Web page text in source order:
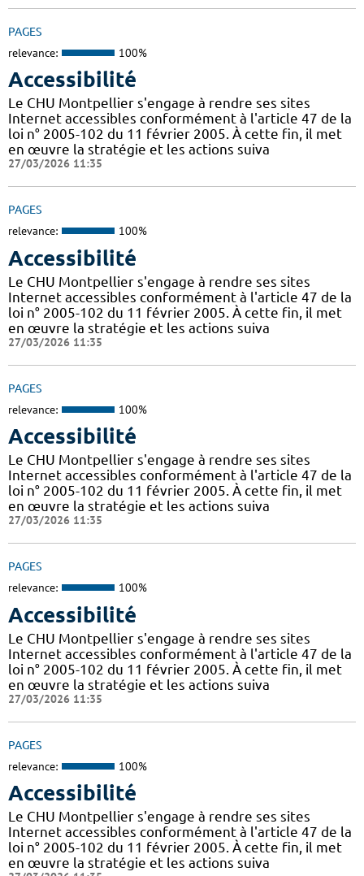
PAGES
relevance: 100%
Accessibilité
Le CHU Montpellier s'engage à rendre ses sites
Internet accessibles conformément à l'article 47 de la
loi n° 2005-102 du 11 février 2005. À cette fin, il met
en œuvre la stratégie et les actions suiva
27/03/2026 11:35
PAGES
relevance: 100%
Accessibilité
Le CHU Montpellier s'engage à rendre ses sites
Internet accessibles conformément à l'article 47 de la
loi n° 2005-102 du 11 février 2005. À cette fin, il met
en œuvre la stratégie et les actions suiva
27/03/2026 11:35
PAGES
relevance: 100%
Accessibilité
Le CHU Montpellier s'engage à rendre ses sites
Internet accessibles conformément à l'article 47 de la
loi n° 2005-102 du 11 février 2005. À cette fin, il met
en œuvre la stratégie et les actions suiva
27/03/2026 11:35
PAGES
relevance: 100%
Accessibilité
Le CHU Montpellier s'engage à rendre ses sites
Internet accessibles conformément à l'article 47 de la
loi n° 2005-102 du 11 février 2005. À cette fin, il met
en œuvre la stratégie et les actions suiva
27/03/2026 11:35
PAGES
relevance: 100%
Accessibilité
Le CHU Montpellier s'engage à rendre ses sites
Internet accessibles conformément à l'article 47 de la
loi n° 2005-102 du 11 février 2005. À cette fin, il met
en œuvre la stratégie et les actions suiva